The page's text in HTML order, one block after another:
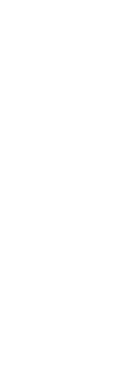
Grzałka